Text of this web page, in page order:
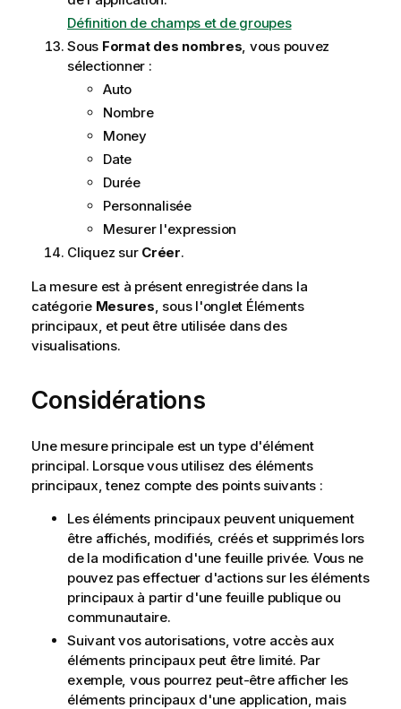
Définition de champs et de groupes
Sous Format des nombres, vous pouvez
sélectionner :
Auto
Nombre
Money
Date
Durée
Personnalisée
Mesurer l'expression
Cliquez sur Créer.
La mesure est à présent enregistrée dans la
catégorie Mesures, sous l'onglet Éléments
principaux, et peut être utilisée dans des
visualisations.
Considérations
Une mesure principale est un type d'élément
principal. Lorsque vous utilisez des éléments
principaux, tenez compte des points suivants :
Les éléments principaux peuvent uniquement
être affichés, modifiés, créés et supprimés lors
de la modification d'une feuille privée. Vous ne
pouvez pas effectuer d'actions sur les éléments
principaux à partir d'une feuille publique ou
communautaire.
Suivant vos autorisations, votre accès aux
éléments principaux peut être limité. Par
exemple, vous pourrez peut-être afficher les
éléments principaux d'une application, mais